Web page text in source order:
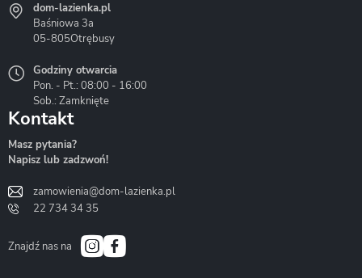
Hydrostop
Liveno
Bath&Spa
dom-lazienka.pl
Baśniowa 3a
05-805Otrębusy
Godziny otwarcia
Pon. - Pt.: 08:00 - 16:00
Sob.: Zamknięte
Kontakt
Masz pytania?
Napisz lub zadzwoń!
zamowienia@dom-lazienka.pl
22 734 34 35
Znajdź nas na